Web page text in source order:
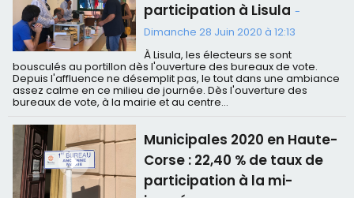
participation à Lisula -
Dimanche 28 Juin 2020 à 12:13
À Lisula, les électeurs se sont
bousculés au portillon dès l'ouverture des bureaux de vote.
Depuis l'affluence ne désemplit pas, le tout dans une ambiance
assez calme en ce milieu de journée. Dès l'ouverture des
bureaux de vote, à la mairie et au centre...
Municipales 2020 en Haute-
Corse : 22,40 % de taux de
participation à la mi-